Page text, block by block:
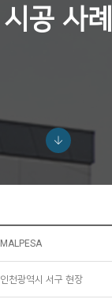
시공 사례
MALPESA
인천광역시 서구 현장